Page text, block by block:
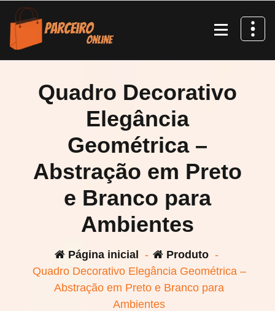
Pular
para
conteúdo
Quadro Decorativo
Elegância
Geométrica –
Abstração em Preto
e Branco para
Ambientes
Página inicial - Produto -
Quadro Decorativo Elegância Geométrica –
Abstração em Preto e Branco para
Ambientes